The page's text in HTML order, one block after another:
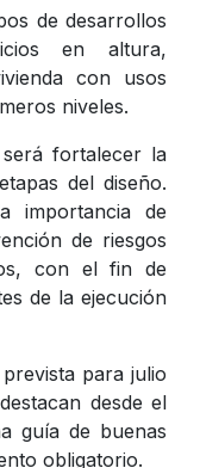
de desarrollos
en altura,
con usos
niveles.
fortalecer la
del diseño.
importancia de
de riesgos
con el fin de
de la ejecución
para julio
desde el
guía de buenas
obligatorio.